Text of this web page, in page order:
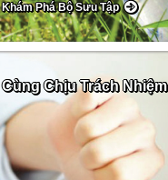
Khám Phá Bộ Sưu Tập
Cùng Chịu Trách Nhiệm